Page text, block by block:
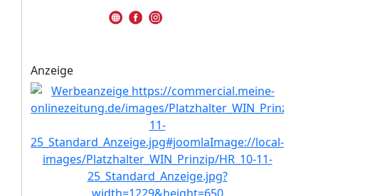
Anzeige